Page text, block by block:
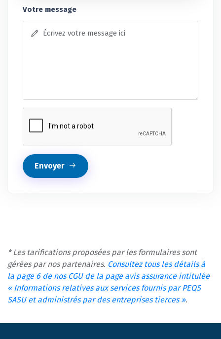
Votre message
Envoyer
* Les tarifications proposées par les formulaires sont
gérées par nos partenaires. Consultez tous les détails à
la page 6 de nos CGU de la page avis assurance intitulée
« Informations relatives aux services fournis par PEQS
SASU et administrés par des entreprises tierces ».